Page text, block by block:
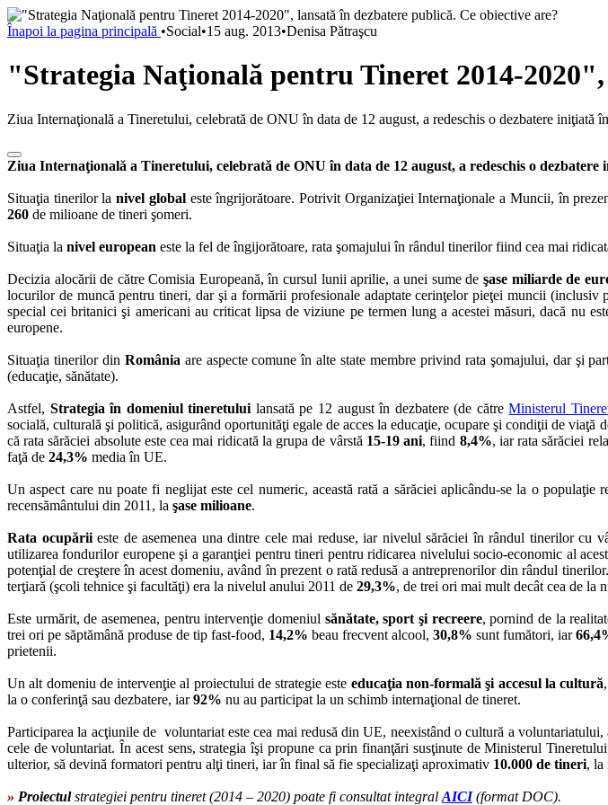
Înapoi la pagina principală •Social•15 aug. 2013•Denisa Pătraşcu
"Strategia Naţională pentru Tineret 2014-
Ziua Internaţională a Tineretului, celebrată de ONU în data de 12 august, a redeschis o dezbatere iniţiată
Ziua Internaţională a Tineretului, celebrată de ONU în data de 12 august, a redeschis o
Situaţia tinerilor lanivel globaleste îngrijorătoare. Potrivit Organizaţiei Internaţionale a Muncii, în
260 de milioane de tineri şomeri.
Situaţia la nivel european este la fel de îngijorătoare, rata şomajului în rândul tinerilor fiind cea mai
Decizia alocării de către Comisia Europeană, în cursul lunii aprilie, a unei sume deşase miliarde de
locurilor de muncă pentru tineri, dar şi a formării profesionale adaptate cerinţelor pieţei muncii
special cei britanici şi americani au criticat lipsa de viziune pe termen lung a acestei măsuri, dacă nu
europene.
Situaţia tinerilor din România are aspecte comune în alte state membre privind rata şomajului, dar şi
(educaţie, sănătate).
Astfel, Strategia în domeniul tineretului lansată pe 12 august în dezbatere (de cătreMinisterul
socială, culturală şi politică, asigurând oportunităţi egale de acces la educaţie, ocupare şi condiţii de
că rata sărăciei absolute este cea mai ridicată la grupa de vârstă 15-19 ani, fiind 8,4%, iar rata sărăciei
faţă de 24,3% media în UE.
Un aspect care nu poate fi neglijat este cel numeric, această rată a sărăciei aplicându-se la o populaţie
recensământului din 2011, la şase milioane.
Rata ocupăriieste de asemenea una dintre cele mai reduse, iar nivelul sărăciei în rândul tinerilor cu
utilizarea fondurilor europene şi a garanţiei pentru tineri pentru ridicarea nivelului socio-economic al
potenţial de creştere în acest domeniu, având în prezent o rată redusă a antreprenorilor din rândul
terţiară (şcoli tehnice şi facultăţi) era la nivelul anului 2011 de 29,3%, de trei ori mai mult decât cea de la
Este urmărit, de asemenea, pentru intervenţie domeniul sănătate, sport şi recreere, pornind de la
trei ori pe săptămână produse de tip fast-food, 14,2% beau frecvent alcool, 30,8% sunt fumători, iar
prietenii.
Un alt domeniu de intervenţie al proiectului de strategie este educaţia non-formală şi accesul la cultură
la o conferinţă sau dezbatere, iar92% nu au participat la un schimb internaţional de tineret.
Participarea la acţiunile de voluntariat este cea mai redusă din UE, neexistând o cultură a voluntariatului,
cele de voluntariat. În acest sens, strategia îşi propune ca prin finanţări susţinute de Ministerul
ulterior, să devină formatori pentru alţi tineri, iar în final să fie specializaţi aproximativ 10.000 de tineri, la
» Proiectulstrategiei pentru tineret (2014 – 2020) poate fi consultat integral AICI(format DOC).